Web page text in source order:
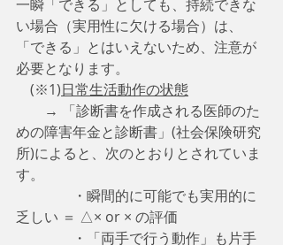
一瞬「できる」としても、持続できな
い場合（実用性に欠ける場合）は、
「できる」とはいえないため、注意が
必要となります。
(※1)日常生活動作の状態
→ 「診断書を作成される医師のた
めの障害年金と診断書」(社会保険研究
所)によると、次のとおりとされていま
す。
・瞬間的に可能でも実用的に
乏しい ＝ △× or × の評価
・「両手で行う動作」も片手